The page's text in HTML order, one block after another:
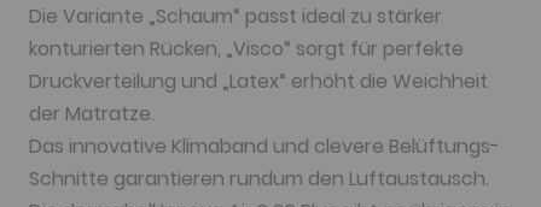
Die Variante „Schaum“ passt ideal zu stärker
konturierten Rücken, „Visco“ sorgt für perfekte
Druckverteilung und „Latex“ erhöht die Weichheit
der Matratze.
Das innovative Klimaband und clevere Belüftungs-
Schnitte garantieren rundum den Luftaustausch.